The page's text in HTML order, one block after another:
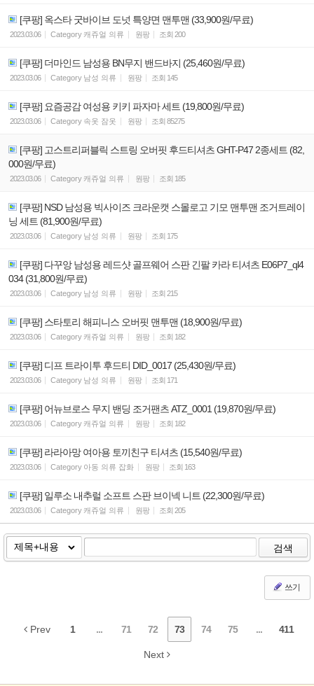
[쿠팡] 옥스타 굿바이브 도넛 특양면 맨투맨 (33,900원/무료)
2023.03.06 Category 캐쥬얼 의류 원팡 조회 200
[쿠팡] 더마인드 남성용 BN무지 밴드바지 (25,460원/무료)
2023.03.06 Category 남성 의류 원팡 조회 145
[쿠팡] 요즘공감 여성용 키키 파자마 세트 (19,800원/무료)
2023.03.06 Category 속옷 잠옷 원팡 조회 85275
[쿠팡] 고스트리퍼블릭 스트링 오버핏 후드티셔츠 GHT-P47 2종세트 (82,
000원/무료)
2023.03.06 Category 캐쥬얼 의류 원팡 조회 185
[쿠팡] NSD 남성용 빅사이즈 크라운캣 스몰로고 기모 맨투맨 조거트레이
닝 세트 (81,900원/무료)
2023.03.06 Category 남성 의류 원팡 조회 175
[쿠팡] 다꾸앙 남성용 레드샷 골프웨어 스판 긴팔 카라 티셔츠 E06P7_ql4
034 (31,800원/무료)
2023.03.06 Category 남성 의류 원팡 조회 215
[쿠팡] 스타토리 해피니스 오버핏 맨투맨 (18,900원/무료)
2023.03.06 Category 캐쥬얼 의류 원팡 조회 182
[쿠팡] 디프 트라이투 후드티 DID_0017 (25,430원/무료)
2023.03.06 Category 남성 의류 원팡 조회 171
[쿠팡] 어뉴브로스 무지 밴딩 조거팬츠 ATZ_0001 (19,870원/무료)
2023.03.06 Category 캐쥬얼 의류 원팡 조회 182
[쿠팡] 라라아망 여아용 토끼친구 티셔츠 (15,540원/무료)
2023.03.06 Category 아동 의류 잡화 원팡 조회 163
[쿠팡] 일루소 내추럴 소프트 스판 브이넥 니트 (22,300원/무료)
2023.03.06 Category 캐쥬얼 의류 원팡 조회 205
검색
쓰기
Prev 1 ... 71 72 73 74 75 ... 411
Next